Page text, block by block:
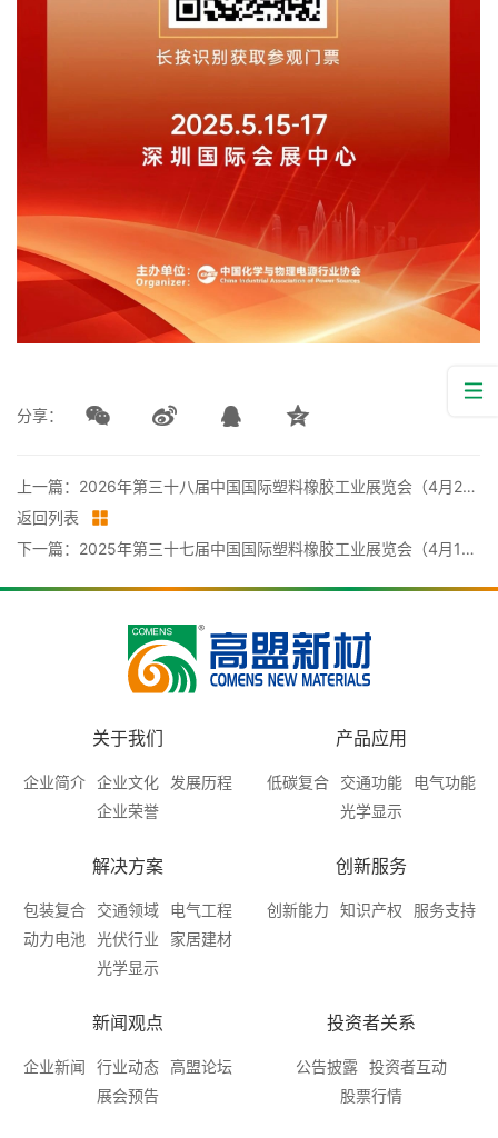
分享：
上一篇：2026年第三十八届中国国际塑料橡胶工业展览会（4月21日-24日）
返回列表
下一篇：2025年第三十七届中国国际塑料橡胶工业展览会（4月15日-18日）
关于我们
企业简介 企业文化
发展历程
企业荣誉
产品应用
低碳复合 交通功能
电气功能
光学显示
解决方案
包装复合 交通领域
电气工程
动力电池
光伏行业
家居建材
光学显示
创新服务
创新能力 知识产权 服务支持
新闻观点
企业新闻 行业动态
高盟论坛
展会预告
投资者关系
公告披露
投资者互动
股票行情